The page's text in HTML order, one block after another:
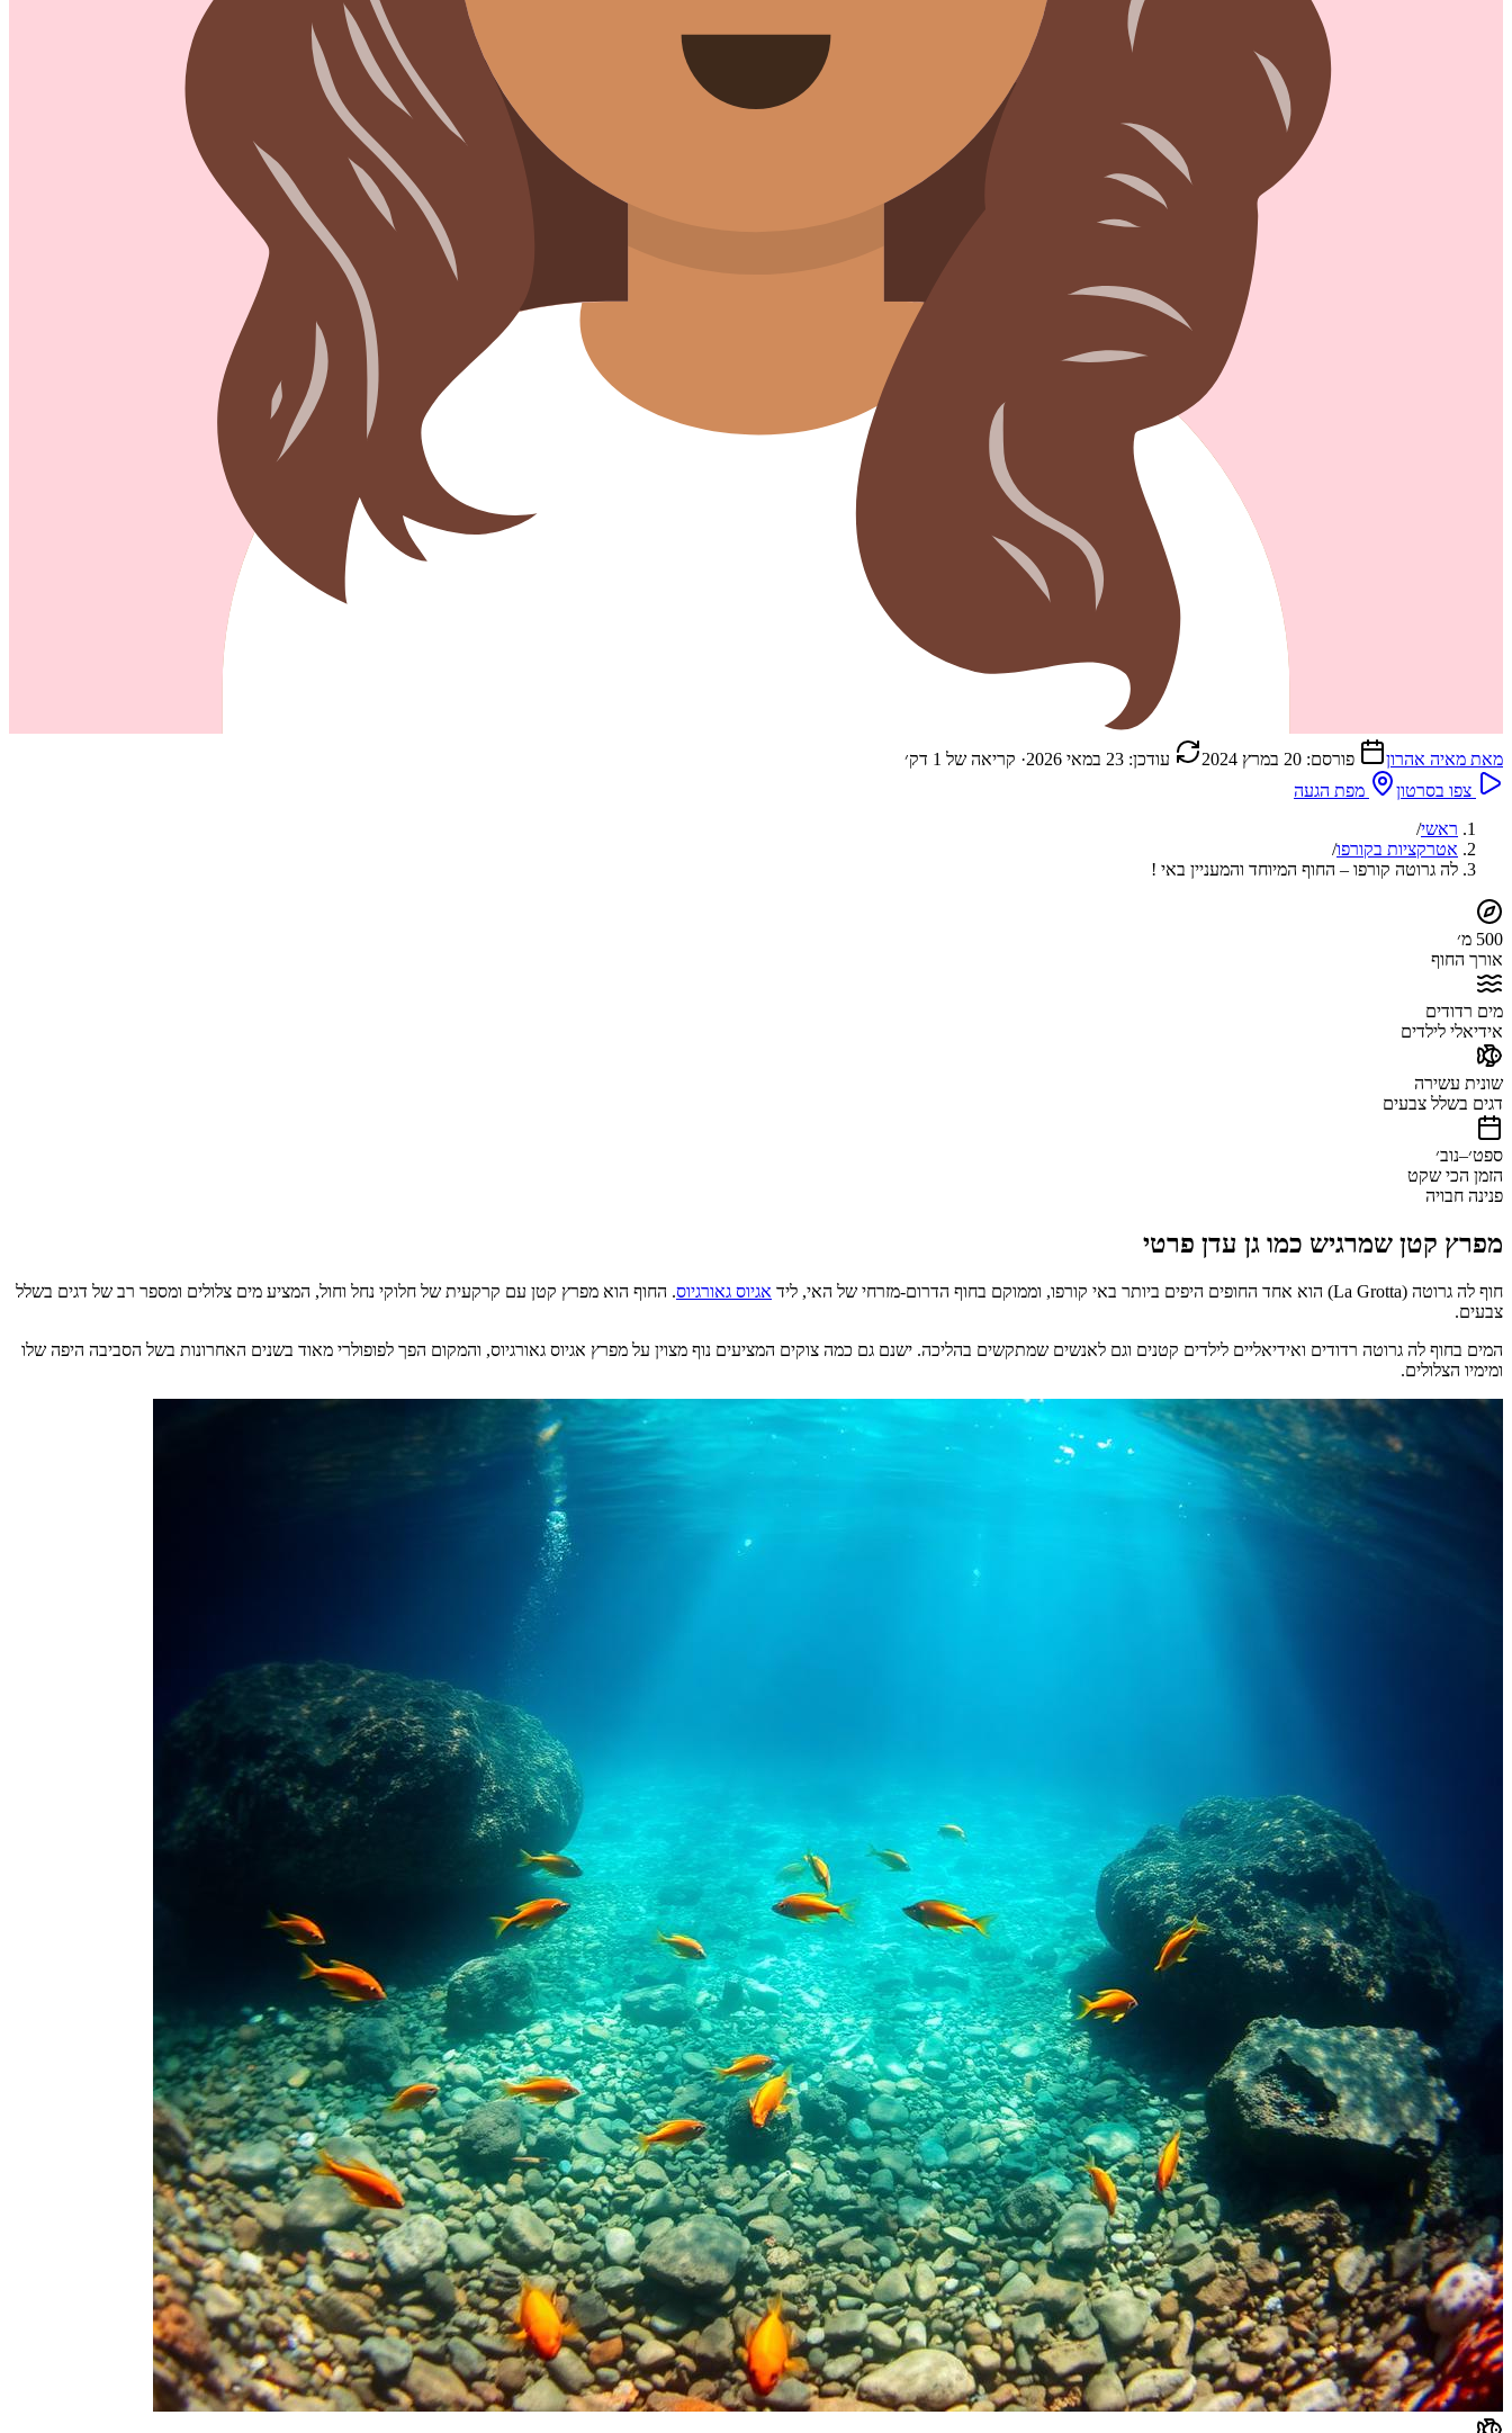
מאת מאיה אהרון פורסם: 20 במרץ 2024 עודכן: 23 במאי 2026 · קריאה של 1 דק׳
צפו בסרטון
מפת הגעה
ראשי/
אטרקציות בקורפו/
לה גרוטה קורפו – החוף המיוחד והמעניין באי !
500 מ׳
אורך החוף
מים רדודים
אידיאלי לילדים
שונית עשירה
דגים בשלל צבעים
ספט׳–נוב׳
הזמן הכי שקט
פנינה חבויה
מפרץ קטן שמרגיש כמו גן עדן פרטי
חוף לה גרוטה (La Grotta) הוא אחד החופים היפים ביותר באי קורפו, וממוקם בחוף הדרום-מזרחי של האי, ליד אגיוס גאורגיוס. החוף הוא מפרץ קטן עם קרקעית של חלוקי נחל וחול, המציע מים צלולים ומספר רב של דגים בשלל
צבעים.
המים בחוף לה גרוטה רדודים ואידיאליים לילדים קטנים וגם לאנשים שמתקשים בהליכה. ישנם גם כמה צוקים המציעים נוף מצוין על מפרץ אגיוס גאורגיוס, והמקום הפך לפופולרי מאוד בשנים האחרונות בשל הסביבה היפה שלו
ומימיו הצלולים.